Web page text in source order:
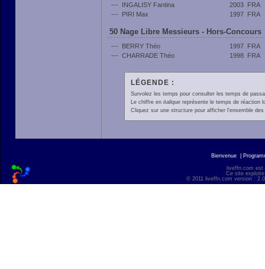
---
INGALISY Fantina 2003 FRA
---
PIRI Max 1997 FRA
50 Nage Libre Messieurs - Hors-Concours
--- BERRY Théo 1997 FRA
--- CHARRADE Théo 1998 FRA
LÉGENDE :
Survolez les temps pour consulter les temps de
Le chiffre en italiquereprésente le temps de réaction
Cliquez sur une structure pour afficher l'ensemble
Bienvenue
liveffn.com est
Ce site
© 2011 liveffn.com version :